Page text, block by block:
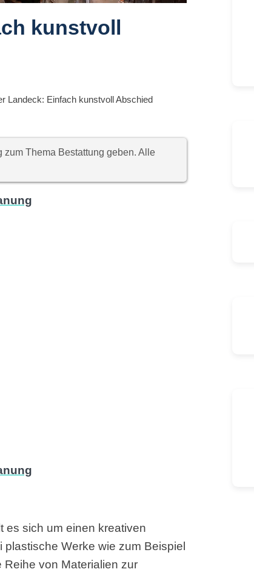
kunstvoll
Landeck: Einfach kunstvoll Abschied
zum Thema Bestattung geben. Alle
es sich um einen kreativen
Werke wie zum Beispiel
Reihe von Materialien zur